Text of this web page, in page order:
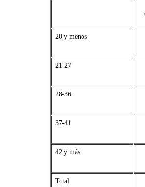
20 y menos
21-27
28-36
37-41
42 y más
Total